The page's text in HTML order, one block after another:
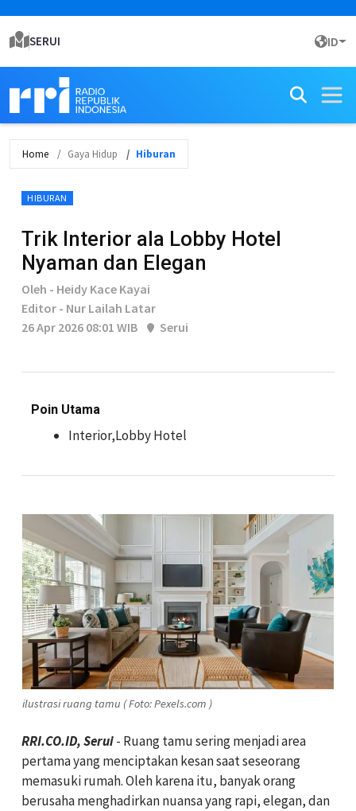
SERUI ID
Home Gaya Hidup Hiburan
HIBURAN
Trik Interior ala Lobby Hotel
Nyaman dan Elegan
Oleh - Heidy Kace Kayai
Editor - Nur Lailah Latar
26 Apr 2026 08:01 WIB
Serui
Poin Utama
Interior,Lobby Hotel
ilustrasi ruang tamu ( Foto: Pexels.com )
RRI.CO.ID, Serui- Ruang tamu sering menjadi area
pertama yang menciptakan kesan saat seseorang
memasuki rumah. Oleh karena itu, banyak orang
berusaha menghadirkan nuansa yang rapi, elegan, dan